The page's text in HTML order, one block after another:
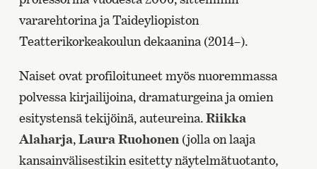
vararehtorina ja Taideyliopiston
Teatterikorkeakoulun dekaanina (2014–).
Naiset ovat profiloituneet myös nuoremmassa
polvessa kirjailijoina, dramaturgeina ja omien
esitystensä tekijöinä, auteureina.Riikka
Alaharja,Laura Ruohonen(jolla on laaja
kansainvälisestikin esitetty näytelmätuotanto,